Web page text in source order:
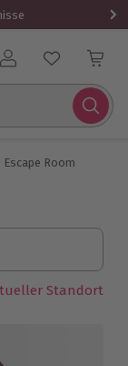
Benutzerkonto
Escape Room
Standort